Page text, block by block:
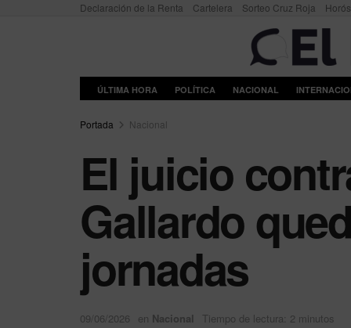
Declaración de la Renta Cartelera Sorteo Cruz Roja
ÚLTIMA HORA POLÍTICA NACIONAL
Portada Nacional
El juicio
Gallardo
jornadas
09/06/2026 en Nacional Tiempo de lectura: 2 minutos